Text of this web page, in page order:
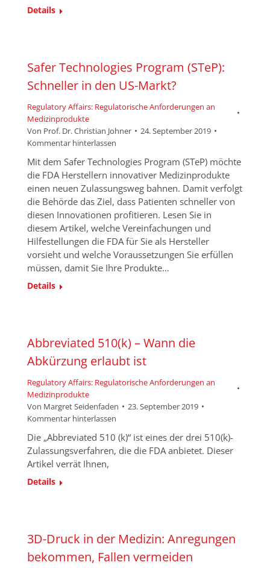
Details
Safer Technologies Program (STeP):
Schneller in den US-Markt?
Regulatory Affairs: Regulatorische Anforderungen an
Medizinprodukte
Von Prof. Dr. Christian Johner
24. September 2019
Kommentar hinterlassen
Mit dem Safer Technologies Program (STeP) möchte
die FDA Herstellern innovativer Medizinprodukte
einen neuen Zulassungsweg bahnen. Damit verfolgt
die Behörde das Ziel, dass Patienten schneller von
diesen Innovationen profitieren. Lesen Sie in
diesem Artikel, welche Vereinfachungen und
Hilfestellungen die FDA für Sie als Hersteller
vorsieht und welche Voraussetzungen Sie erfüllen
müssen, damit Sie Ihre Produkte…
Details
Abbreviated 510(k) – Wann die
Abkürzung erlaubt ist
Regulatory Affairs: Regulatorische Anforderungen an
Medizinprodukte
Von Margret Seidenfaden
23. September 2019
Kommentar hinterlassen
Die „Abbreviated 510 (k)“ ist eines der drei 510(k)-
Zulassungsverfahren, die die FDA anbietet. Dieser
Artikel verrät Ihnen,
Details
3D-Druck in der Medizin: Anregungen
bekommen, Fallen vermeiden